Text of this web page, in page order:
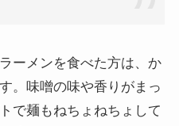
ーメンを食べた方は、か
。味噌の味や香りがまっ
で麺もねちょねちょして